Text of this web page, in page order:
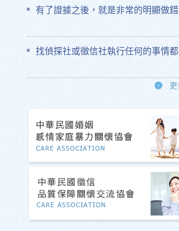
有了證據之後，就是非常的明顯做
找偵探社或徵信社執行任何的事情
更